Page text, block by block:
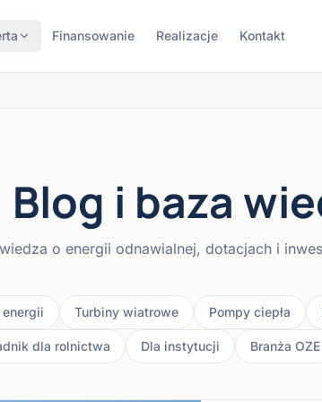
Finansowanie Realizacje Kontakt
Blog i baza
o energii odnawialnej, dotacjach i
Turbiny wiatrowe Pompy ciepła
dla rolnictwa Dla instytucji Branża OZE